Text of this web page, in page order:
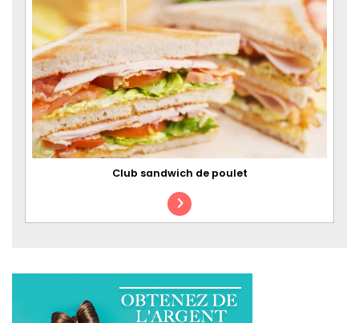
Club sandwich de poulet